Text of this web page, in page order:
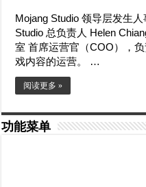
Mojang Studio 领导层发生
Studio 总负责人 Helen
室 首席运营官（COO），
戏内容的运营。 …
阅读更多 »
功能菜单